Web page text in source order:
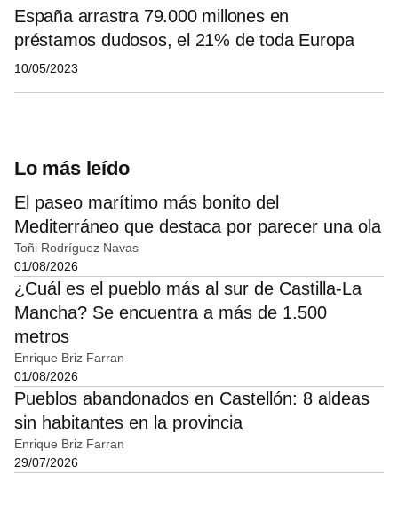
España arrastra 79.000 millones en
préstamos dudosos, el 21% de toda Europa
10/05/2023
Lo más leído
El paseo marítimo más bonito del
Mediterráneo que destaca por parecer una ola
Toñi Rodríguez Navas
01/08/2026
¿Cuál es el pueblo más al sur de Castilla-La
Mancha? Se encuentra a más de 1.500
metros
Enrique Briz Farran
01/08/2026
Pueblos abandonados en Castellón: 8 aldeas
sin habitantes en la provincia
Enrique Briz Farran
29/07/2026